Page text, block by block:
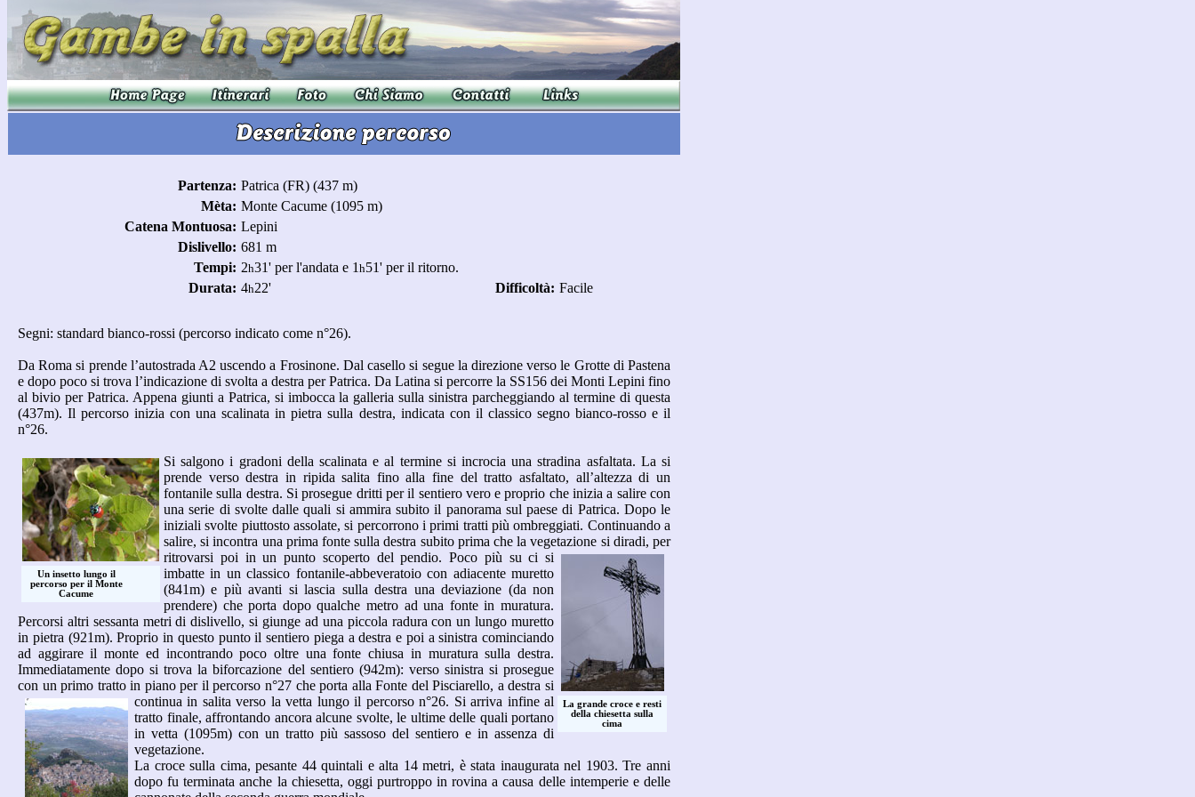
Partenza: Patrica (FR) (437 m)
Mèta: Monte Cacume (1095 m)
Catena Montuosa: Lepini
Dislivello: 681 m
Tempi: 2h31' per l'andata e 1 h51' per il ritorno.
Durata: 4h22' Difficoltà: Facile
Segni: standard bianco-rossi (percorso indicato come n°26).
Da Roma si prende l’autostrada A2 uscendo a Frosinone. Dal casello si segue la direzione verso le Grotte di Pastena
e dopo poco si trova l’indicazione di svolta a destra per Patrica. Da Latina si percorre la SS156 dei Monti Lepini fino
al bivio per Patrica. Appena giunti a Patrica, si imbocca la galleria sulla sinistra parcheggiando al termine di questa
(437m). Il percorso inizia con una scalinata in pietra sulla destra, indicata con il classico segno bianco-rosso e il
n°26.
Un insetto lungo il
percorso per il Monte
Cacume
Si salgono i gradoni della scalinata e al termine si incrocia una stradina asfaltata. La si
prende verso destra in ripida salita fino alla fine del tratto asfaltato, all’altezza di un
fontanile sulla destra. Si prosegue dritti per il sentiero vero e proprio che inizia a salire con
una serie di svolte dalle quali si ammira subito il panorama sul paese di Patrica. Dopo le
iniziali svolte piuttosto assolate, si percorrono i primi tratti più ombreggiati. Continuando a
salire, si incontra una prima fonte sulla destra subito prima che la vegetazione si diradi, per
ritrovarsi poi in un punto scoperto del pendio.
La grande croce e resti
della chiesetta sulla
cima
Poco più su ci si
imbatte in un classico fontanile-abbeveratoio con adiacente muretto
(841m) e più avanti si lascia sulla destra una deviazione (da non
prendere) che porta dopo qualche metro ad una fonte in muratura.
Percorsi altri sessanta metri di dislivello, si giunge ad una piccola radura con un lungo muretto
in pietra (921m). Proprio in questo punto il sentiero piega a destra e poi a sinistra cominciando
ad aggirare il monte ed incontrando poco oltre una fonte chiusa in muratura sulla destra.
Immediatamente dopo si trova la biforcazione del sentiero (942m): verso sinistra si prosegue
con un primo tratto in piano per il percorso n°27 che porta alla Fonte del Pisciarello, a destra si
continua in salita verso la vetta lungo il percorso n°26. Si arriva infine al
tratto finale, affrontando ancora alcune svolte, le ultime delle quali portano
in vetta (1095m) con un tratto più sassoso del sentiero e in assenza di
vegetazione.
La croce sulla cima, pesante 44 quintali e alta 14 metri, è stata inaugurata nel 1903. Tre anni
dopo fu terminata anche la chiesetta, oggi purtroppo in rovina a causa delle intemperie e delle